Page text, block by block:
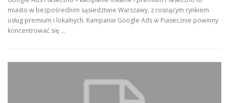
miasto w bezpośrednim sąsiedztwie Warszawy, z rosnącym rynkiem
usług premium i lokalnych. Kampanie Google Ads w Piasecznie powinny
koncentrować się …